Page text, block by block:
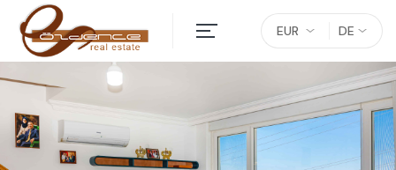
DE
EUR